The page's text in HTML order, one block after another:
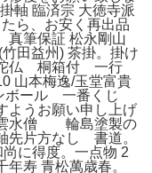
軸 臨済宗 大徳寺派
ら、お安く再出品
真筆保証 松永剛山
田益州) 茶掛。掛け
仏 桐箱付 一行
山本梅逸/玉堂富貴
ボール 一番くじ
ようお願い申し上げ
水僧 輪島塗製の
片方なし 書道。
に得度。一点物 2
寿 青松萬歳春。